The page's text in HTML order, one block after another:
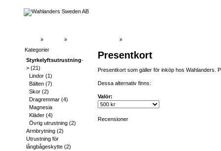
» » »
Presentkort
Presentkort som gäller för inköp hos Wahlanders.
Dessa alternativ finns:
Valör:
Recensioner
Kategorier
Styrkelyftsutrustning-
> (21)
Lindor (1)
Bälten (7)
Skor (2)
Dragremmar (4)
Magnesia
Kläder (4)
Övrig utrustning (2)
Armbrytning (2)
Utrustning för
långbågeskytte (2)